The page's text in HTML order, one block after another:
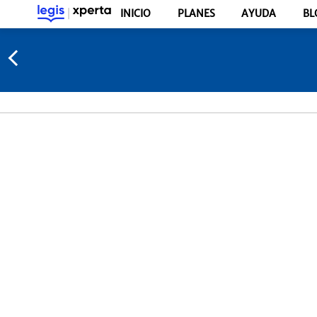
INICIO PLANES AYUDA